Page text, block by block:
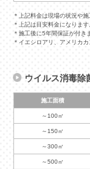
＊上記料金は現場の状況や
＊上記は目安料金になりま
＊施工後に5年間保証が付き
＊イエシロアリ、アメリカ
ウイルス消毒除
施工面積
～100㎡
～150㎡
～300㎡
～500㎡